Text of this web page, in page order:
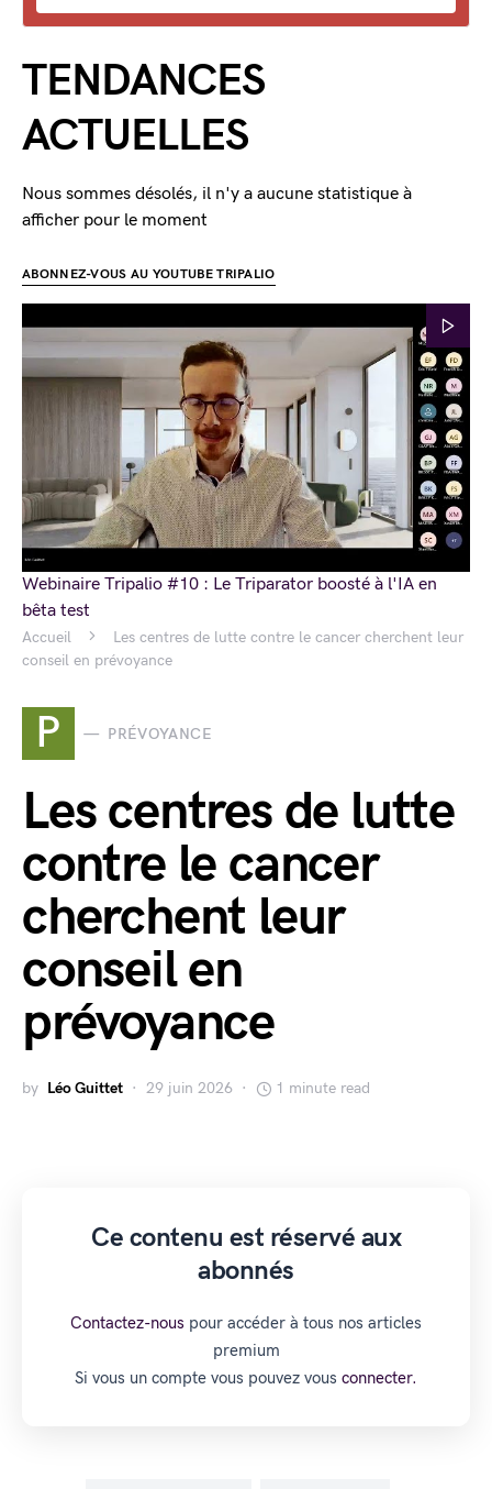
Accueil
Les centres de lutte contre le cancer cherchent leur
conseil en prévoyance
P PRÉVOYANCE
Les centres de lutte
contre le cancer
cherchent leur
conseil en
prévoyance
by Léo Guittet 29 juin 2026 1 minute read
Ce contenu est réservé aux
abonnés
Contactez-nous pour accéder à tous nos articles
premium
Si vous un compte vous pouvez vous connecter.
TENDANCES
ACTUELLES
Nous sommes désolés, il n'y a aucune statistique à
afficher pour le moment
ABONNEZ-VOUS AU YOUTUBE TRIPALIO
Webinaire Tripalio #10 : Le Triparator boosté à l'IA en
bêta test